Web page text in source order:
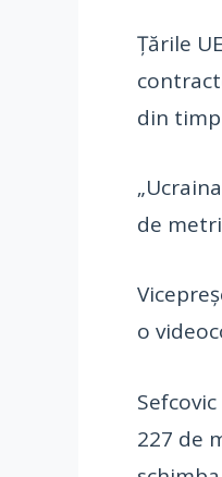
Ţările
din
de
o
227 de